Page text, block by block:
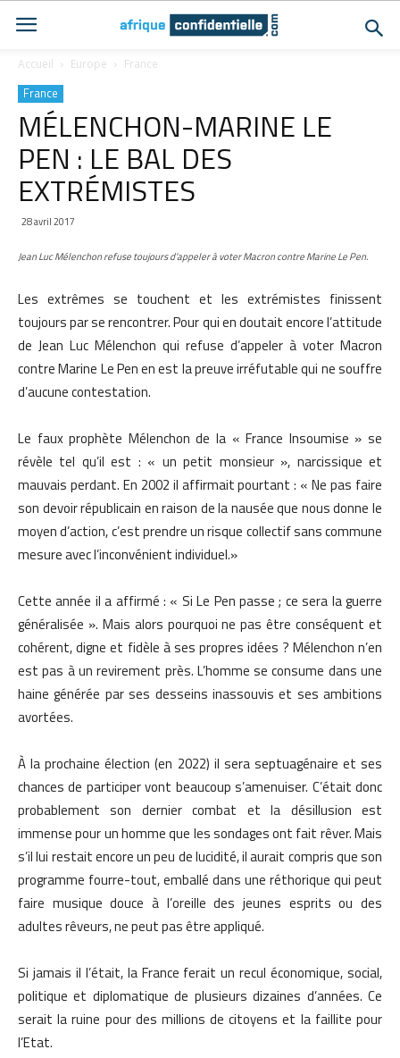
Accueil Europe France
France
MÉLENCHON-MARINE LE
PEN : LE BAL DES
EXTRÉMISTES
28 avril 2017
Jean Luc Mélenchon refuse toujours d’appeler à voter Macron contre Marine Le Pen.
Les extrêmes se touchent et les extrémistes finissent
toujours par se rencontrer. Pour qui en doutait encore l’attitude
de Jean Luc Mélenchon qui refuse d’appeler à voter Macron
contre Marine Le Pen en est la preuve irréfutable qui ne souffre
d’aucune contestation.
Le faux prophète Mélenchon de la « France Insoumise » se
révèle tel qu’il est : « un petit monsieur », narcissique et
mauvais perdant. En 2002 il affirmait pourtant : « Ne pas faire
son devoir républicain en raison de la nausée que nous donne le
moyen d’action, c’est prendre un risque collectif sans commune
mesure avec l’inconvénient individuel.»
Cette année il a affirmé : « Si Le Pen passe ; ce sera la guerre
généralisée ». Mais alors pourquoi ne pas être conséquent et
cohérent, digne et fidèle à ses propres idées ? Mélenchon n’en
est pas à un revirement près. L’homme se consume dans une
haine générée par ses desseins inassouvis et ses ambitions
avortées.
À la prochaine élection (en 2022) il sera septuagénaire et ses
chances de participer vont beaucoup s’amenuiser. C’était donc
probablement son dernier combat et la désillusion est
immense pour un homme que les sondages ont fait rêver. Mais
s’il lui restait encore un peu de lucidité, il aurait compris que son
programme fourre-tout, emballé dans une réthorique qui peut
faire musique douce à l’oreille des jeunes esprits ou des
adultes rêveurs, ne peut pas être appliqué.
Si jamais il l’était, la France ferait un recul économique, social,
politique et diplomatique de plusieurs dizaines d’années. Ce
serait la ruine pour des millions de citoyens et la faillite pour
l’Etat.